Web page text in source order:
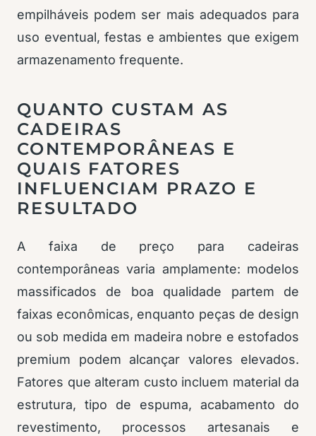
empilháveis podem ser mais adequados para
uso eventual, festas e ambientes que exigem
armazenamento frequente.
QUANTO CUSTAM AS
CADEIRAS
CONTEMPORÂNEAS E
QUAIS FATORES
INFLUENCIAM PRAZO E
RESULTADO
A faixa de preço para cadeiras
contemporâneas varia amplamente: modelos
massificados de boa qualidade partem de
faixas econômicas, enquanto peças de design
ou sob medida em madeira nobre e estofados
premium podem alcançar valores elevados.
Fatores que alteram custo incluem material da
estrutura, tipo de espuma, acabamento do
revestimento, processos artesanais e